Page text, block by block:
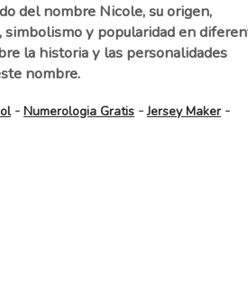
del nombre Nicole, su origen,
simbolismo y popularidad en
la historia y las personalidades
nombre.
- Numerologia Gratis -Jersey Maker-